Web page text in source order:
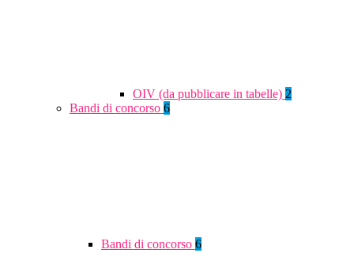
OIV (da pubblicare in tabelle) 2
Bandi di concorso 6
Bandi di concorso 6